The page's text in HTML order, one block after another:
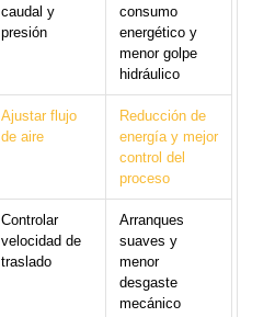
caudal y
presión
consumo
energético y
menor golpe
hidráulico
Ajustar flujo
de aire
Reducción de
energía y mejor
control del
proceso
Controlar
velocidad de
traslado
Arranques
suaves y
menor
desgaste
mecánico